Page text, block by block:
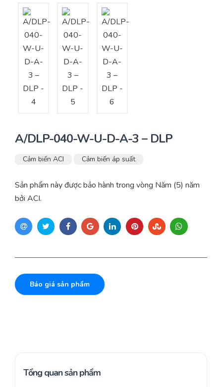
A/DLP-040-W-U-D-A-3 – DLP
Cảm biến ACI Cảm biến áp suất
Sản phẩm này được bảo hành trong vòng Năm (5) năm
bởi ACI.
Báo giá sản phẩm
Tổng quan sản phẩm